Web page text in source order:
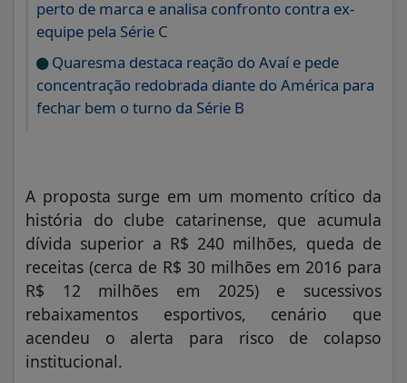
perto de marca e analisa confronto contra ex-
equipe pela Série C
Quaresma destaca reação do Avaí e pede
concentração redobrada diante do América para
fechar bem o turno da Série B
A proposta surge em um momento crítico da
história do clube catarinense, que acumula
dívida superior a R$ 240 milhões, queda de
receitas (cerca de R$ 30 milhões em 2016 para
R$ 12 milhões em 2025) e sucessivos
rebaixamentos esportivos, cenário que
acendeu o alerta para risco de colapso
institucional.